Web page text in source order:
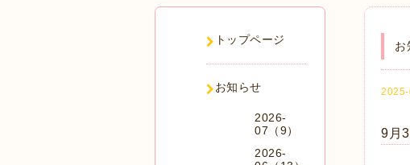
お
9月
トップページ
お知らせ
2026-
07（9）
2026-